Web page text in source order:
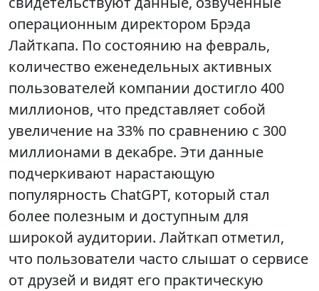
операционным директором Брэда
Лайткапа. По состоянию на февраль,
количество еженедельных активных
пользователей компании достигло 400
миллионов, что представляет собой
увеличение на 33% по сравнению с 300
миллионами в декабре. Эти данные
подчеркивают нарастающую
популярность ChatGPT, который стал
более полезным и доступным для
широкой аудитории. Лайткап отметил,
что пользователи часто слышат о сервисе
от друзей и видят его практическую